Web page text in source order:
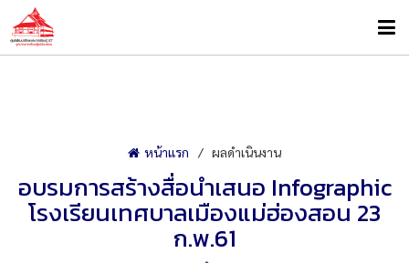
หน้าแรก ผลดำเนินงาน
อบรมการสร้างสื่อนำเสนอ Infographic
โรงเรียนเทศบาลเมืองแม่ฮ่องสอน 23
ก.พ.61